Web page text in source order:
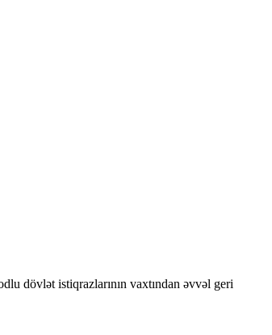
dövlət istiqrazlarının vaxtından əvvəl geri